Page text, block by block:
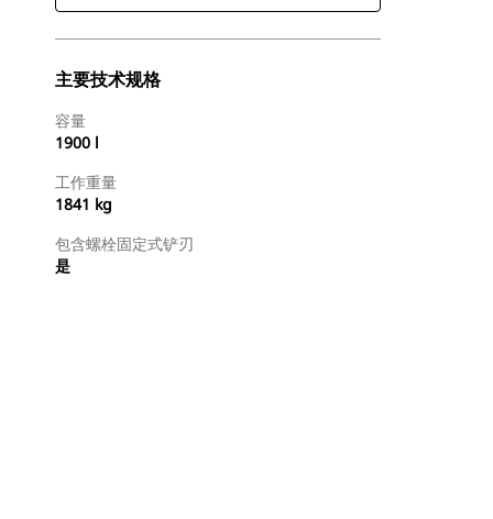
主要技术规格
容量
1900 l
工作重量
1841 kg
包含螺栓固定式铲刃
是